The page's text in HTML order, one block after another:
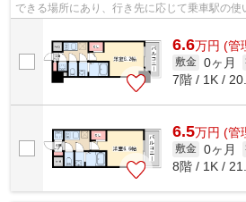
できる場所にあり、行き先に応じて乗車駅の
6.6万円 (管
敷金 0ヶ月
7階 / 1K /
6.5万円 (管
敷金 0ヶ月
8階 / 1K /